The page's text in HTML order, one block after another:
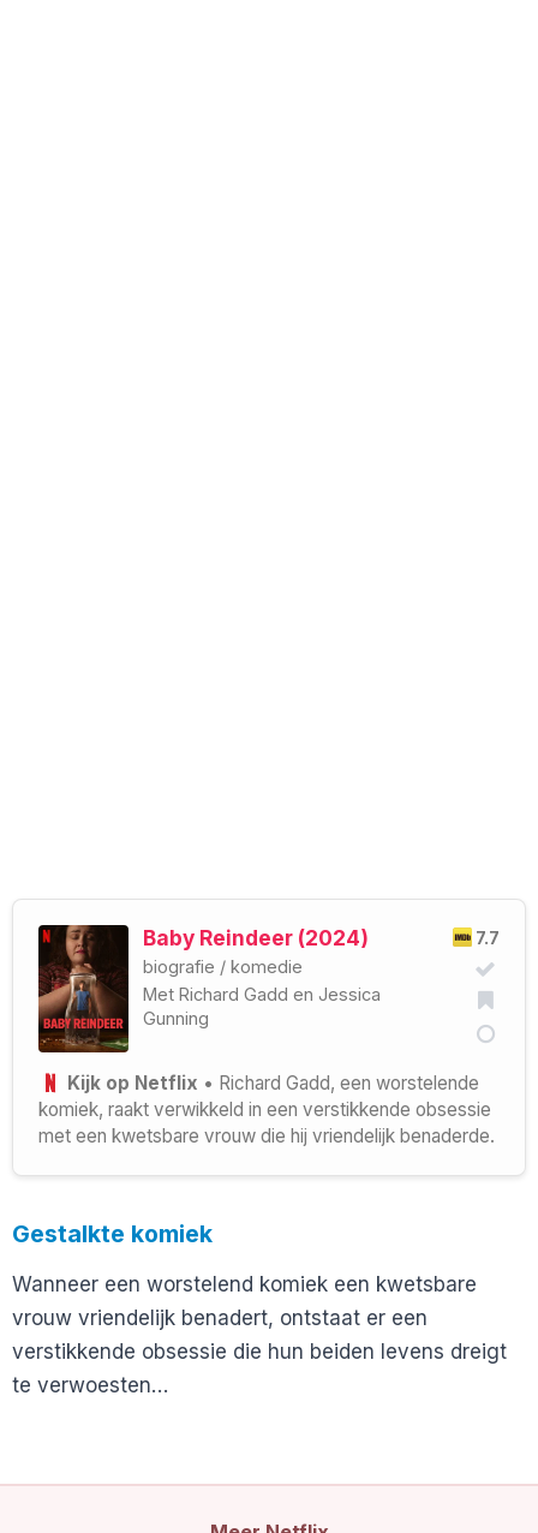
7.7
Baby Reindeer (2024)
biografie / komedie
Met Richard Gadd en Jessica
Gunning
Kijk op Netflix • Richard Gadd, een worstelende
komiek, raakt verwikkeld in een verstikkende obsessie
met een kwetsbare vrouw die hij vriendelijk benaderde.
Gestalkte komiek
Wanneer een worstelend komiek een kwetsbare
vrouw vriendelijk benadert, ontstaat er een
verstikkende obsessie die hun beiden levens dreigt
te verwoesten…